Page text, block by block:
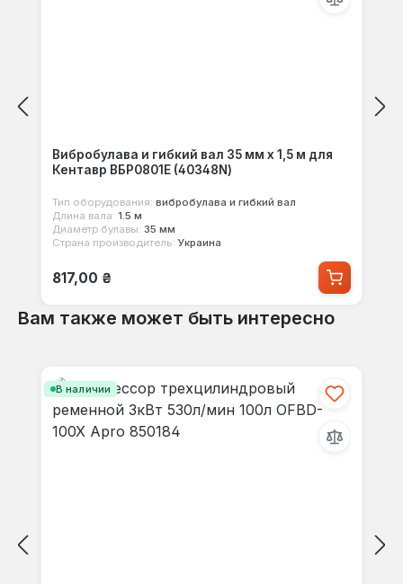
Вибробулава и гибкий вал 35 мм х 1,5 м для
Кентавр ВБР0801Е (40348N)
Тип оборудования: вибробулава и гибкий вал
Длина вала: 1.5 м
Диаметр булавы: 35 мм
Страна производитель: Украина
Обычная цена:
817,00 ₴
Вам также может быть интересно
В наличии